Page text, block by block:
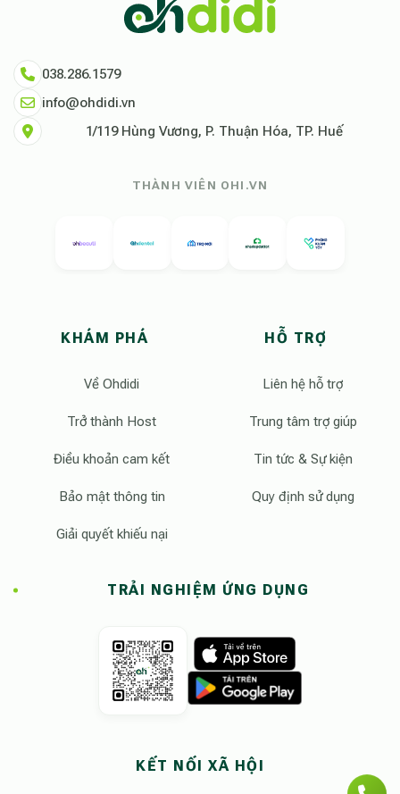
038.286.1579
info@ohdidi.vn
1/119 Hùng Vương, P. Thuận Hóa, TP. Huế
THÀNH VIÊN OHI.VN
KHÁM PHÁ
Về Ohdidi
Trở thành Host
Điều khoản cam kết
Bảo mật thông tin
Giải quyết khiếu nại
HỖ TRỢ
Liên hệ hỗ trợ
Trung tâm trợ giúp
Tin tức & Sự kiện
Quy định sử dụng
TRẢI NGHIỆM ỨNG DỤNG
KẾT NỐI XÃ HỘI